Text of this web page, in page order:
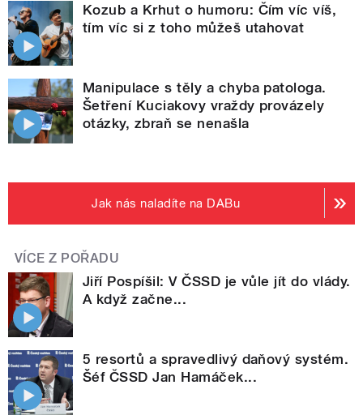
Kozub a Krhut o humoru: Čím víc víš,
tím víc si z toho můžeš utahovat
Manipulace s těly a chyba patologa.
Šetření Kuciakovy vraždy provázely
otázky, zbraň se nenašla
Jak nás naladíte na DABu
VÍCE Z POŘADU
Jiří Pospíšil: V ČSSD je vůle jít do vlády.
A když začne...
5 resortů a spravedlivý daňový systém.
Šéf ČSSD Jan Hamáček...